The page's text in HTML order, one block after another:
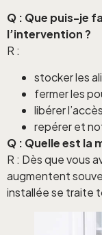
Q : Que puis-je
l’intervention ?
R :
stocker les
fermer les
libérer
repérer et
Q : Quelle est la
R : Dès que vous
augmentent
installée se traite